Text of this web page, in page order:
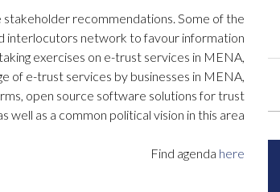
stakeholder recommendations. Some of the
interlocutors network to favour information
exercises on e-trust services in MENA,
of e-trust services by businesses in MENA,
open source software solutions for trust
as a common political vision in this area.
Find agenda here